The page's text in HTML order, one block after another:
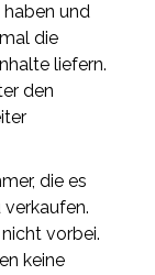
und
die
liefern.
den
die es
vorbei.
keine